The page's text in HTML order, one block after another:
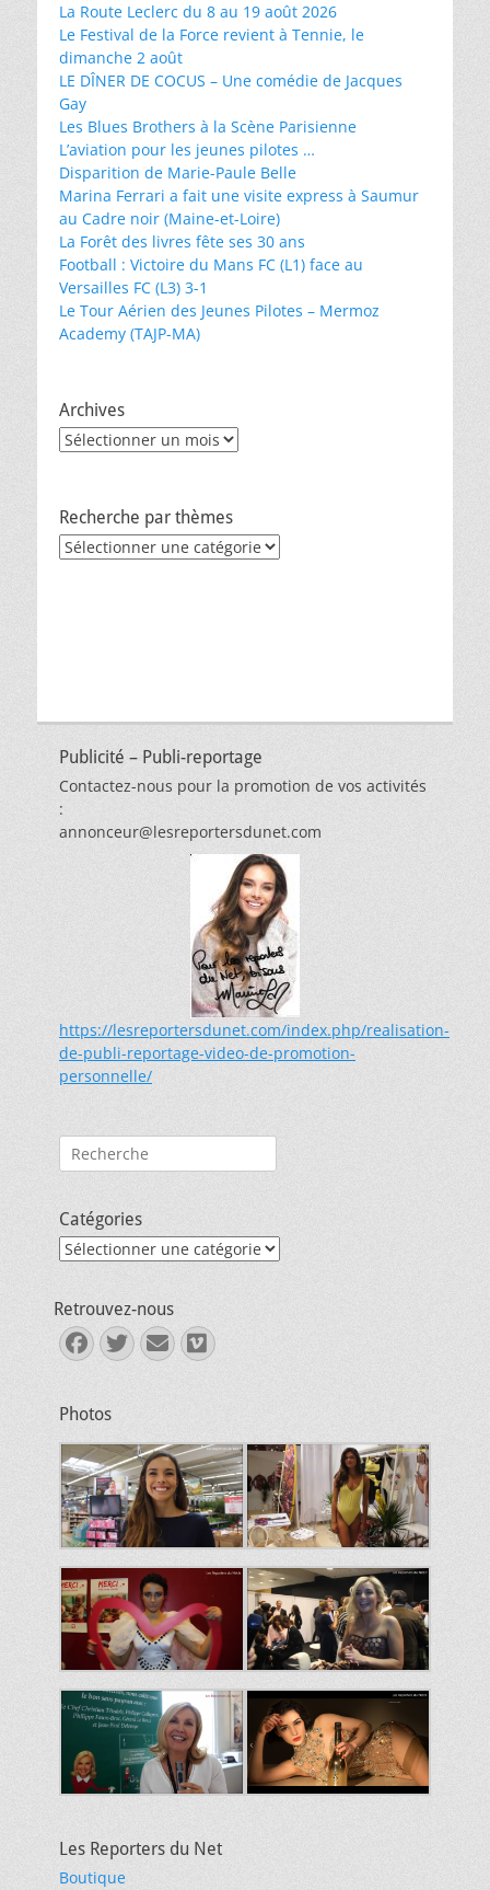
La Route Leclerc du 8 au 19 août 2026
Le Festival de la Force revient à Tennie, le
dimanche 2 août
LE DÎNER DE COCUS – Une comédie de Jacques
Gay
Les Blues Brothers à la Scène Parisienne
L’aviation pour les jeunes pilotes …
Disparition de Marie-Paule Belle
Marina Ferrari a fait une visite express à Saumur
au Cadre noir (Maine-et-Loire)
La Forêt des livres fête ses 30 ans
Football : Victoire du Mans FC (L1) face au
Versailles FC (L3) 3-1
Le Tour Aérien des Jeunes Pilotes – Mermoz
Academy (TAJP-MA)
Archives
Archives
Recherche par thèmes
Recherche
Publicité – Publi-reportage
Contactez-nous pour la promotion de vos activités
:
annonceur@lesreportersdunet.com
https://lesreportersdunet.com/index.php/realisation-
de-publi-reportage-video-de-promotion-
personnelle/
Rechercher :
Catégories
Catégories
Retrouvez-nous
Facebook
Twitter
E-
mail
Vimeo
Photos
Les Reporters du Net
Boutique